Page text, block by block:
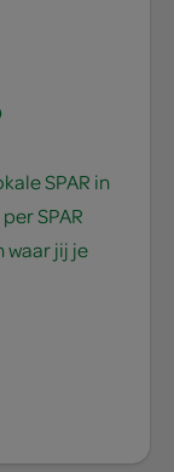
SPAR in
SPAR
waar jij je